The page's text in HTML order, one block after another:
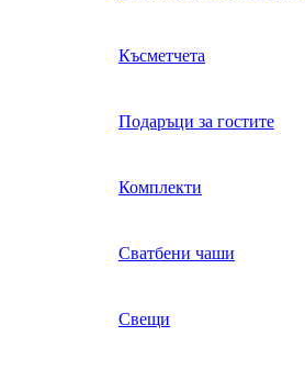
Късметчета
Подаръци за гостите
Комплекти
Сватбени чаши
Свещи